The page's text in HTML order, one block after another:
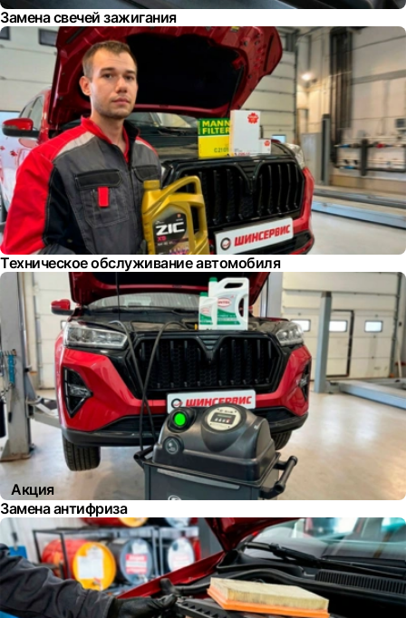
Замена свечей зажигания
Техническое обслуживание автомобиля
Акция
Замена антифриза